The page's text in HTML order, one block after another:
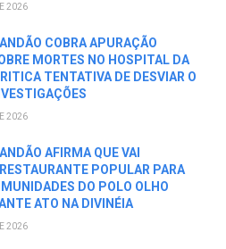
2026
COBRA APURAÇÃO
MORTES NO HOSPITAL DA
TENTATIVA DE DESVIAR O
2026
AFIRMA QUE VAI
POPULAR PARA
DO POLO OLHO
ATO NA DIVINÉIA
2026